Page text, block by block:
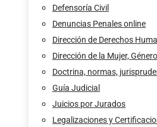
Defensoría Civil
Denuncias Penales online
Dirección de Derechos
Dirección de la Mujer,
Doctrina, normas,
Guía Judicial
Juicios por Jurados
Legalizaciones y